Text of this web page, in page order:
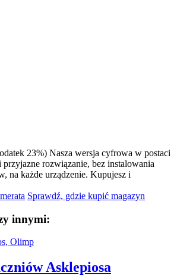
23%) Nasza wersja cyfrowa w postaci
rozwiązanie, bez instalowania
na każde urządzenie. Kupujesz i
Sprawdź, gdzie kupić magazyn
innymi:
Asklepiosa